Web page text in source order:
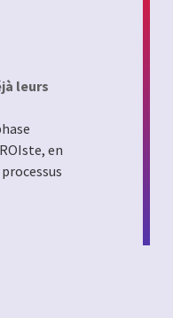
leurs
en